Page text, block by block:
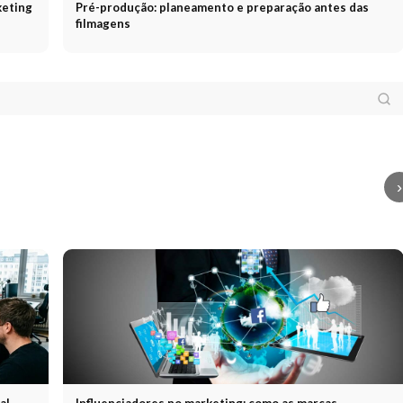
Pré-produção: planeamento e preparação antes das
filmagens
›